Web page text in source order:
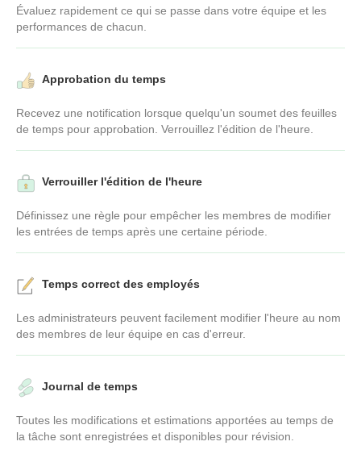
Évaluez rapidement ce qui se passe dans votre équipe et les
performances de chacun.
Approbation du temps
Recevez une notification lorsque quelqu'un soumet des feuilles
de temps pour approbation. Verrouillez l'édition de l'heure.
Verrouiller l'édition de l'heure
Définissez une règle pour empêcher les membres de modifier
les entrées de temps après une certaine période.
Temps correct des employés
Les administrateurs peuvent facilement modifier l'heure au nom
des membres de leur équipe en cas d'erreur.
Journal de temps
Toutes les modifications et estimations apportées au temps de
la tâche sont enregistrées et disponibles pour révision.